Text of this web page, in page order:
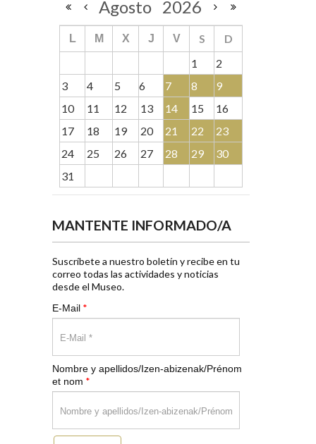
Agosto 2026
L M X J V S
D
1
2
3
4 5 6 7 8
9
10
11 12 13 14 15
16
17
18 19 20 21 22
23
24
25 26 27 28 29
30
31
MANTENTE INFORMADO/A
Suscríbete a nuestro boletín y recibe en tu
correo todas las actividades y noticias
desde el Museo.
E-Mail *
Nombre y apellidos/Izen-abizenak/Prénom
et nom *